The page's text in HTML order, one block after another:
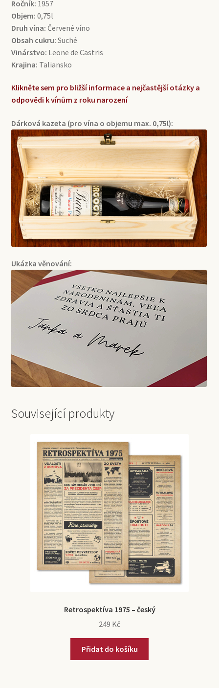
Ročník: 1957
Objem: 0,75l
Druh vína: Červené víno
Obsah cukru: Suché
Vinárstvo: Leone de Castris
Krajina: Taliansko
Klikněte sem pro bližší informace a nejčastější otázky a
odpovědi k vínům z roku narození
Dárková kazeta (pro vína o objemu max. 0,75l):
Ukázka věnování:
Související produkty
Retrospektíva 1975 – český
249 Kč
Přidat do košíku